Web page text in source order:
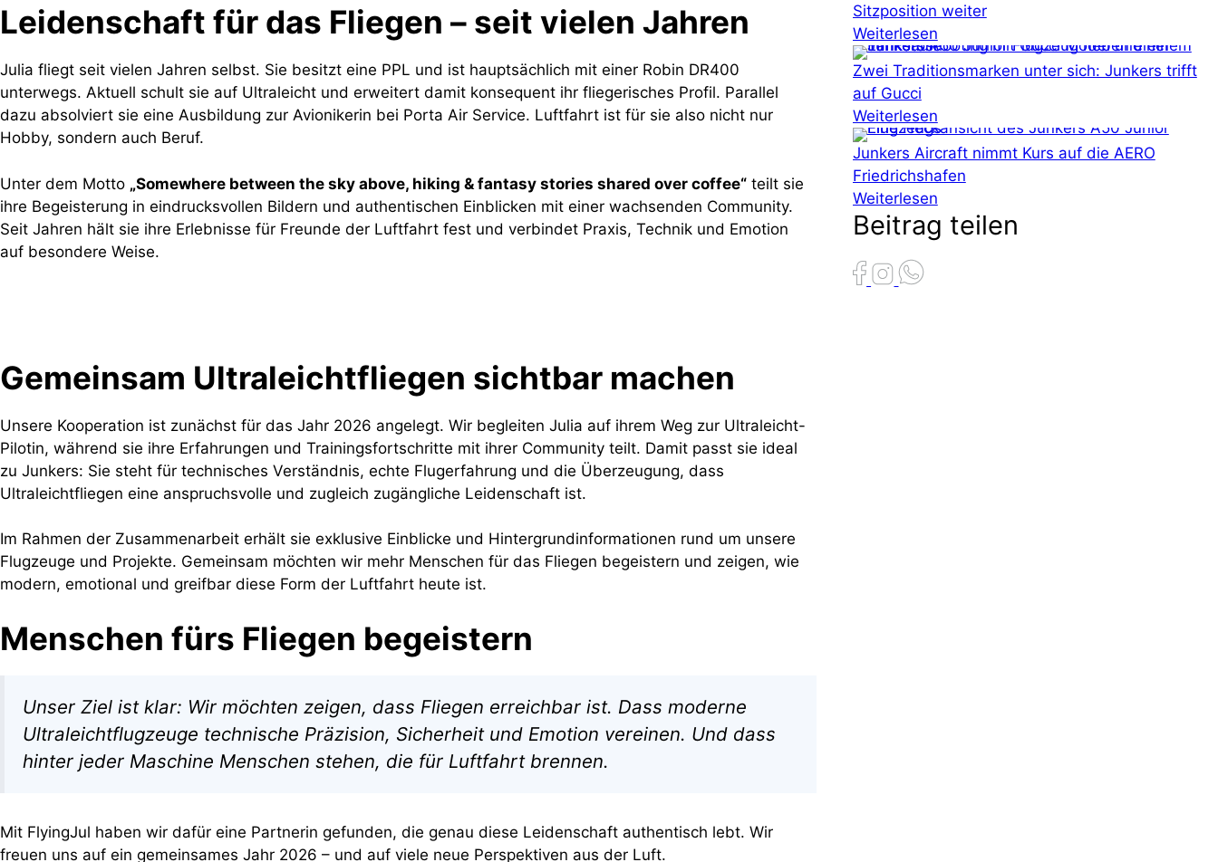
Leidenschaft für das Fliegen – seit vielen Jahren
Julia fliegt seit vielen Jahren selbst. Sie besitzt eine PPL und ist hauptsächlich mit einer Robin DR400
unterwegs. Aktuell schult sie auf Ultraleicht und erweitert damit konsequent ihr fliegerisches Profil. Parallel
dazu absolviert sie eine Ausbildung zur Avionikerin bei Porta Air Service. Luftfahrt ist für sie also nicht nur
Hobby, sondern auch Beruf.
Unter dem Motto „Somewhere between the sky above, hiking & fantasy stories shared over coffee“ teilt sie
ihre Begeisterung in eindrucksvollen Bildern und authentischen Einblicken mit einer wachsenden Community.
Seit Jahren hält sie ihre Erlebnisse für Freunde der Luftfahrt fest und verbindet Praxis, Technik und Emotion
auf besondere Weise.
Gemeinsam Ultraleichtfliegen sichtbar machen
Unsere Kooperation ist zunächst für das Jahr 2026 angelegt. Wir begleiten Julia auf ihrem Weg zur Ultraleicht-
Pilotin, während sie ihre Erfahrungen und Trainingsfortschritte mit ihrer Community teilt. Damit passt sie ideal
zu Junkers: Sie steht für technisches Verständnis, echte Flugerfahrung und die Überzeugung, dass
Ultraleichtfliegen eine anspruchsvolle und zugleich zugängliche Leidenschaft ist.
Im Rahmen der Zusammenarbeit erhält sie exklusive Einblicke und Hintergrundinformationen rund um unsere
Flugzeuge und Projekte. Gemeinsam möchten wir mehr Menschen für das Fliegen begeistern und zeigen, wie
modern, emotional und greifbar diese Form der Luftfahrt heute ist.
Menschen fürs Fliegen begeistern
Unser Ziel ist klar: Wir möchten zeigen, dass Fliegen erreichbar ist. Dass moderne
Ultraleichtflugzeuge technische Präzision, Sicherheit und Emotion vereinen. Und dass
hinter jeder Maschine Menschen stehen, die für Luftfahrt brennen.
Mit FlyingJul haben wir dafür eine Partnerin gefunden, die genau diese Leidenschaft authentisch lebt. Wir
freuen uns auf ein gemeinsames Jahr 2026 – und auf viele neue Perspektiven aus der Luft.
Sitzposition weiter
Weiterlesen
Zwei Traditionsmarken unter sich: Junkers trifft
auf Gucci
Weiterlesen
Junkers Aircraft nimmt Kurs auf die AERO
Friedrichshafen
Weiterlesen
Beitrag teilen